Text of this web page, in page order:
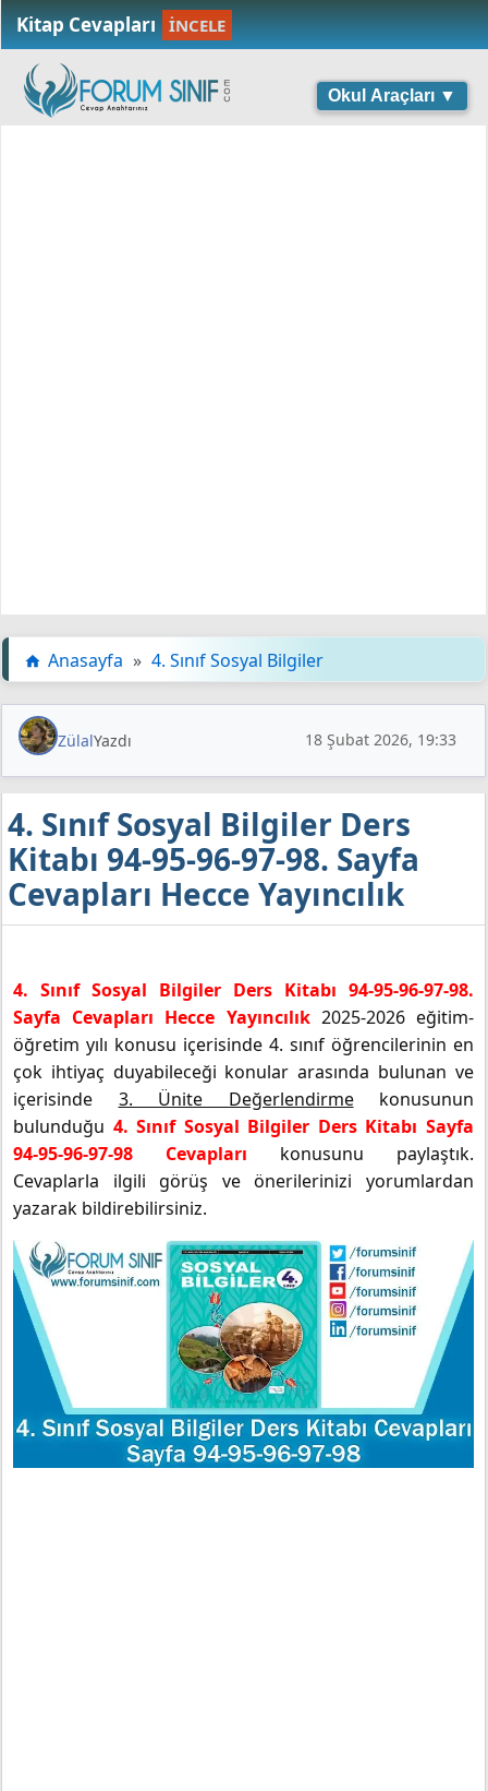
Kitap Cevapları İNCELE
Okul Araçları ▼
Anasayfa » 4. Sınıf Sosyal Bilgiler
ZülalYazdı 18 Şubat 2026, 19:33
4. Sınıf Sosyal Bilgiler Ders
Kitabı 94-95-96-97-98. Sayfa
Cevapları Hecce Yayıncılık
4. Sınıf Sosyal Bilgiler Ders Kitabı 94-95-96-97-98.
Sayfa Cevapları Hecce Yayıncılık2025-2026 eğitim-
öğretim yılı konusu içerisinde 4. sınıf öğrencilerinin en
çok ihtiyaç duyabileceği konular arasında bulunan ve
içerisinde 3. Ünite Değerlendirmekonusunun
bulunduğu 4. Sınıf Sosyal Bilgiler Ders Kitabı Sayfa
94-95-96-97-98 Cevapları konusunu paylaştık.
Cevaplarla ilgili görüş ve önerilerinizi yorumlardan
yazarak bildirebilirsiniz.